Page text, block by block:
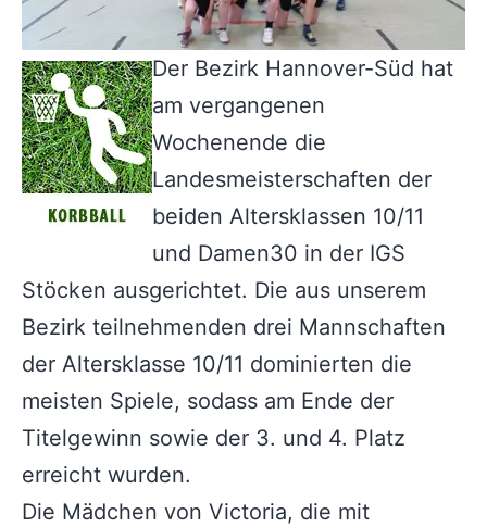
Der Bezirk Hannover-Süd hat
am vergangenen
Wochenende die
Landesmeisterschaften der
beiden Altersklassen 10/11
und Damen30 in der IGS
Stöcken ausgerichtet. Die aus unserem
Bezirk teilnehmenden drei Mannschaften
der Altersklasse 10/11 dominierten die
meisten Spiele, sodass am Ende der
Titelgewinn sowie der 3. und 4. Platz
erreicht wurden.
Die Mädchen von Victoria, die mit